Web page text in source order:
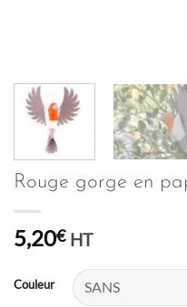
Rouge gorge en
5,20€ HT
Couleur